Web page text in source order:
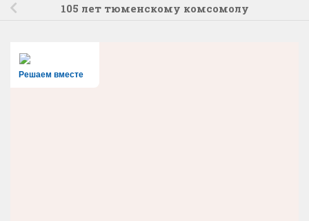
105 лет тюменскому комсомолу
Решаем вместе